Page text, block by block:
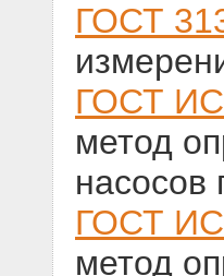
ГОСТ
ГОСТ
метод
насосов
ГОСТ
метод